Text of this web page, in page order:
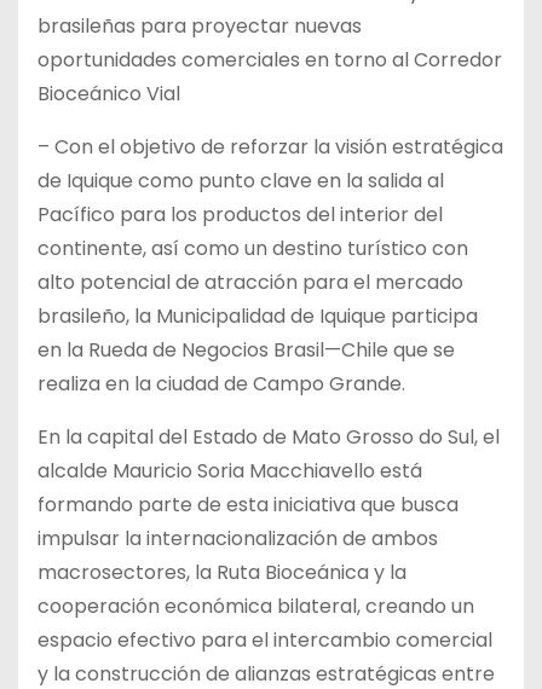
brasileñas para proyectar nuevas
oportunidades comerciales en torno al Corredor
Bioceánico Vial
– Con el objetivo de reforzar la visión estratégica
de Iquique como punto clave en la salida al
Pacífico para los productos del interior del
continente, así como un destino turístico con
alto potencial de atracción para el mercado
brasileño, la Municipalidad de Iquique participa
en la Rueda de Negocios Brasil—Chile que se
realiza en la ciudad de Campo Grande.
En la capital del Estado de Mato Grosso do Sul, el
alcalde Mauricio Soria Macchiavello está
formando parte de esta iniciativa que busca
impulsar la internacionalización de ambos
macrosectores, la Ruta Bioceánica y la
cooperación económica bilateral, creando un
espacio efectivo para el intercambio comercial
y la construcción de alianzas estratégicas entre